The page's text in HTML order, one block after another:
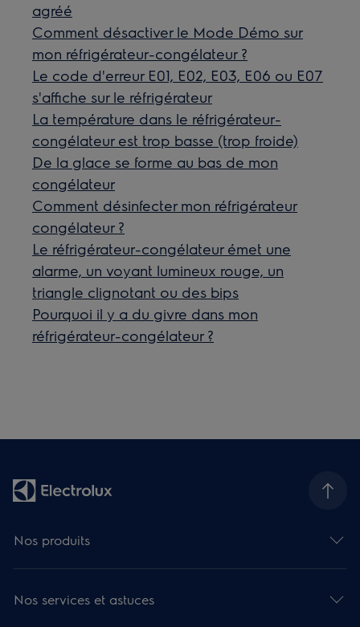
agréé
Comment désactiver le Mode Démo sur
mon réfrigérateur-congélateur ?
Le code d'erreur E01, E02, E03, E06 ou E07
s'affiche sur le réfrigérateur
La température dans le réfrigérateur-
congélateur est trop basse (trop froide)
De la glace se forme au bas de mon
congélateur
Comment désinfecter mon réfrigérateur
congélateur ?
Le réfrigérateur-congélateur émet une
alarme, un voyant lumineux rouge, un
triangle clignotant ou des bips
Pourquoi il y a du givre dans mon
réfrigérateur-congélateur ?
Nos produits
Nos services et astuces